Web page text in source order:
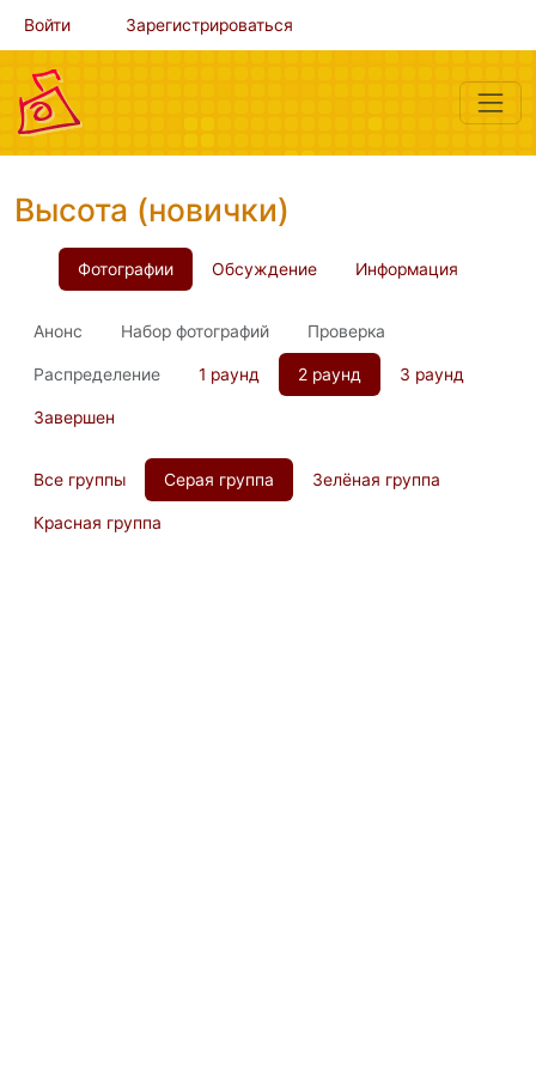
Войти Зарегистрироваться
Высота (новички)
Фотографии Обсуждение Информация
Анонс Набор фотографий Проверка
Распределение 1 раунд 2 раунд 3 раунд
Завершен
Все группы Серая группа Зелёная группа
Красная группа